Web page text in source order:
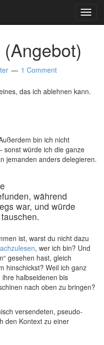
1 Comment
das ich ablehnen kann.
bin ich nicht
sonst würde ich die ganze
jemanden anders delegieren.
während
war, und würde
ist, warst du nicht dazu
, wer ich bin? Und
gesehen hast, gleich
hinschickst? Weil ich ganz
halbseidenen bis
nach oben zu bringen?
versendeten, pseudo-
den Kontext zu einer